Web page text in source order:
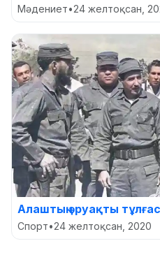
Мәдениет•24 желтоқсан,
Алаштың әруақты
Спорт•24 желтоқсан, 2020